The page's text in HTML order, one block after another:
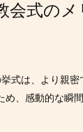
会式のメ
式は、より親
め、感動的な瞬